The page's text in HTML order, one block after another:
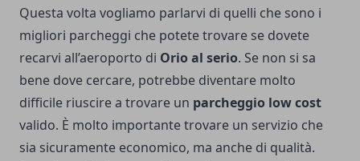
Questa volta vogliamo parlarvi di quelli che sono i
migliori parcheggi che potete trovare se dovete
recarvi all’aeroporto di Orio al serio. Se non si sa
bene dove cercare, potrebbe diventare molto
difficile riuscire a trovare un parcheggio low cost
valido. È molto importante trovare un servizio che
sia sicuramente economico, ma anche di qualità.